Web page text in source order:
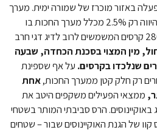
באזור מוכרז של שמורה ימית. מערך
החכות עליו השתלטו הפעילים היווה רק 2.5% מכלל מערך החכות בו
השתמשו הספינות, והוא כלל 286 קרסים המשמשים לרוב לדיג דגי חרב
מין המצוי בסכנת הכחדה, שבעה
שנלכדו בקרסים. על אף שספינת
רק חלק קטן ממערך החכות,אחת
ממצאי הפעילים משקפים היטב את
הרס סביבתי המותר בשטחי
של הגנת האוקיינוסים שבור – שטחים